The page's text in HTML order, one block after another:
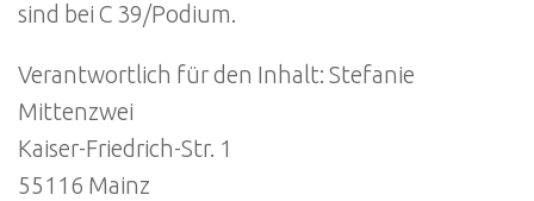
sind bei C 39/Podium.
Verantwortlich für den Inhalt: Stefanie
Mittenzwei
Kaiser-Friedrich-Str. 1
55116 Mainz